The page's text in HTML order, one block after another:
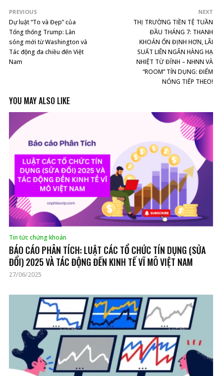
PREVIOUS
Dự luật “To và Đẹp” của
Tổng thống Trump: Làn
sóng mới từ Washington và
Tác động đa chiều đến Việt
Nam
NEXT
THỊ TRƯỜNG TIỀN TỆ TUẦN
ĐẦU THÁNG 7: THANH
KHOẢN ỔN ĐỊNH HƠN, LÃI
SUẤT LIÊN NGÂN HÀNG HẠ
NHIỆT TỪ ĐỈNH – NHNN VÀ
“ROOM” TÍN DỤNG: ĐIỂM
NÓNG TIẾP THEO!
YOU MAY ALSO LIKE
Tin tức chứng khoán
BÁO CÁO PHÂN TÍCH: LUẬT CÁC TỔ CHỨC TÍN DỤNG (SỬA
ĐỔI) 2025 VÀ TÁC ĐỘNG ĐẾN KINH TẾ VĨ MÔ VIỆT NAM
27/06/2025